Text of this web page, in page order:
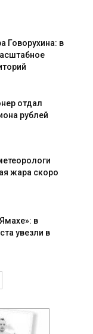
Говорухина: в
отдал
рублей
жара скоро
в
увезли в